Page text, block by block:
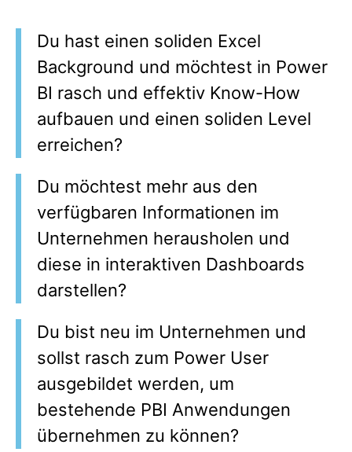
Du hast einen soliden Excel
Background und möchtest in Power
BI rasch und effektiv Know-How
aufbauen und einen soliden Level
erreichen?
Du möchtest mehr aus den
verfügbaren Informationen im
Unternehmen herausholen und
diese in interaktiven Dashboards
darstellen?
Du bist neu im Unternehmen und
sollst rasch zum Power User
ausgebildet werden, um
bestehende PBI Anwendungen
übernehmen zu können?